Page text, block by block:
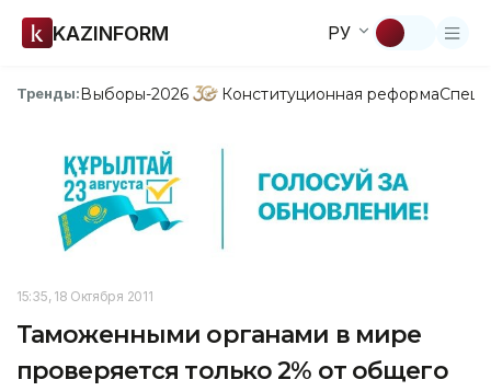
KAZINFORM РУ
Тренды:Выборы-2026 Конституционная реформа
15:35, 18 Октября 2011
Таможенными органами в мире
проверяется только 2% от общего